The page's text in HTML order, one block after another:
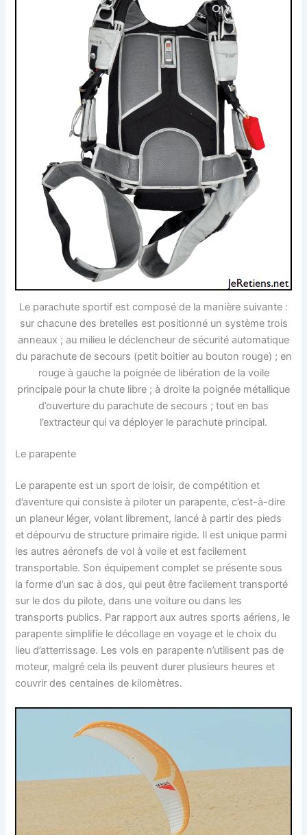
Le parachute sportif est composé de la manière suivante :
sur chacune des bretelles est positionné un système trois
anneaux ; au milieu le déclencheur de sécurité automatique
du parachute de secours (petit boitier au bouton rouge) ; en
rouge à gauche la poignée de libération de la voile
principale pour la chute libre ; à droite la poignée métallique
d’ouverture du parachute de secours ; tout en bas
l’extracteur qui va déployer le parachute principal.
Le parapente
Le parapente est un sport de loisir, de compétition et
d’aventure qui consiste à piloter un parapente, c’est-à-dire
un planeur léger, volant librement, lancé à partir des pieds
et dépourvu de structure primaire rigide. Il est unique parmi
les autres aéronefs de vol à voile et est facilement
transportable. Son équipement complet se présente sous
la forme d’un sac à dos, qui peut être facilement transporté
sur le dos du pilote, dans une voiture ou dans les
transports publics. Par rapport aux autres sports aériens, le
parapente simplifie le décollage en voyage et le choix du
lieu d’atterrissage. Les vols en parapente n’utilisent pas de
moteur, malgré cela ils peuvent durer plusieurs heures et
couvrir des centaines de kilomètres.